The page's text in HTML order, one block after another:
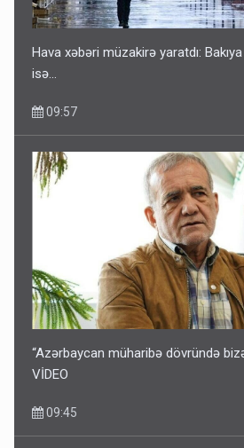
Hava xəbəri müzakirə yaratdı:
isə…
09:57
“Azərbaycan müharibə dövründə
VİDEO
09:45